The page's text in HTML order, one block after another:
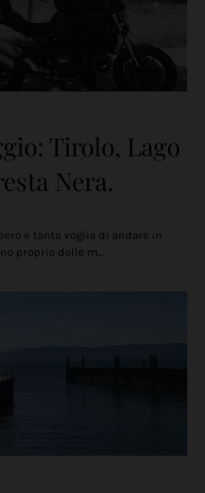
Tirolo, Lago
Nera.
e tanta voglia di andare in
proprio delle m…